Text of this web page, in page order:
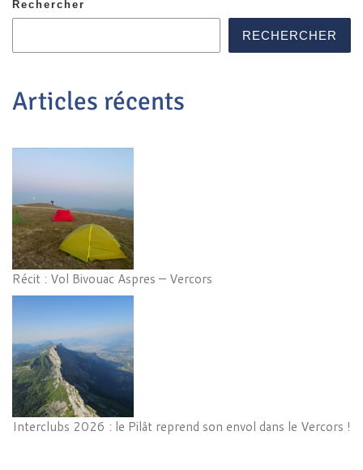
Rechercher
RECHERCHER
Articles récents
Récit : Vol Bivouac Aspres – Vercors
Interclubs 2026 : le Pilât reprend son envol dans le Vercors !